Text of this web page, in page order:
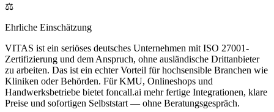
⚖️
Ehrliche Einschätzung
VITAS ist ein seriöses deutsches Unternehmen mit ISO 27001-
Zertifizierung und dem Anspruch, ohne ausländische Drittanbieter
zu arbeiten. Das ist ein echter Vorteil für hochsensible Branchen wie
Kliniken oder Behörden. Für KMU, Onlineshops und
Handwerksbetriebe bietet foncall.ai mehr fertige Integrationen, klare
Preise und sofortigen Selbststart — ohne Beratungsgespräch.